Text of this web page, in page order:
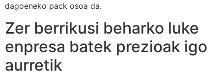
dagoeneko pack osoa da.
Zer berrikusi beharko luke
enpresa batek prezioak igo
aurretik